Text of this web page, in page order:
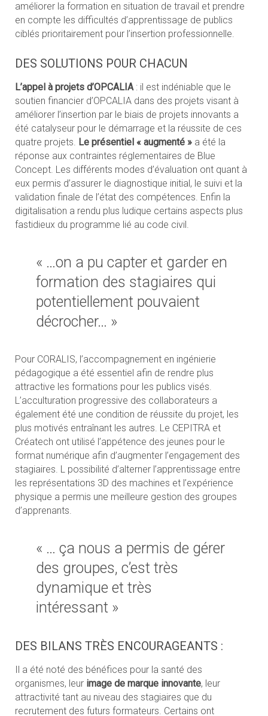
améliorer la formation en situation de travail et prendre
en compte les difficultés d’apprentissage de publics
ciblés prioritairement pour l’insertion professionnelle.
DES SOLUTIONS POUR CHACUN
L’appel à projets d’OPCALIA: il est indéniable que le
soutien financier d’OPCALIA dans des projets visant à
améliorer l’insertion par le biais de projets innovants a
été catalyseur pour le démarrage et la réussite de ces
quatre projets. Le présentiel « augmenté » a été la
réponse aux contraintes réglementaires de Blue
Concept. Les différents modes d’évaluation ont quant à
eux permis d’assurer le diagnostique initial, le suivi et la
validation finale de l’état des compétences. Enfin la
digitalisation a rendu plus ludique certains aspects plus
fastidieux du programme lié au code civil.
« …on a pu capter et garder en
formation des stagiaires qui
potentiellement pouvaient
décrocher… »
Pour CORALIS, l’accompagnement en ingénierie
pédagogique a été essentiel afin de rendre plus
attractive les formations pour les publics visés.
L’acculturation progressive des collaborateurs a
également été une condition de réussite du projet, les
plus motivés entraînant les autres. Le CEPITRA et
Créatech ont utilisé l’appétence des jeunes pour le
format numérique afin d’augmenter l’engagement des
stagiaires. L possibilité d’alterner l’apprentissage entre
les représentations 3D des machines et l’expérience
physique a permis une meilleure gestion des groupes
d’apprenants.
« … ça nous a permis de gérer
des groupes, c’est très
dynamique et très
intéressant »
DES BILANS TRÈS ENCOURAGEANTS :
Il a été noté des bénéfices pour la santé des
organismes, leur image de marque innovante, leur
attractivité tant au niveau des stagiaires que du
recrutement des futurs formateurs. Certains ont